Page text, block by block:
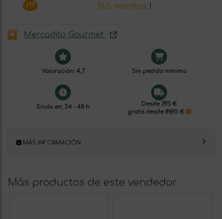
10.5 menttos !
Mercadito Gourmet
Valoración: 4,7 Sin pedido mínimo
Envío en: 24 - 48 h
Desde 7,95 €
gratis desde 89,95 €
MÁS INFORMACIÓN
Más productos de este vendedor